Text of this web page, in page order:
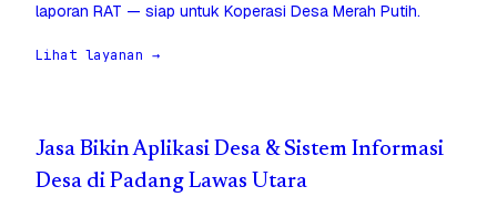
laporan RAT — siap untuk Koperasi Desa Merah Putih.
Lihat layanan →
Jasa Bikin Aplikasi Desa & Sistem Informasi
Desa di Padang Lawas Utara